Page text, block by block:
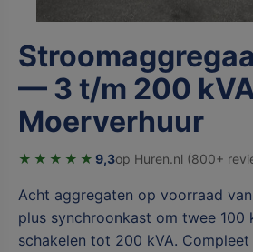
— 3 t/m 200
Moerverhuur
★★★★★ 9,3op Huren.nl (800+
Acht aggregaten op voorraad
plus synchroonkast om twee 100
schakelen tot 200 kVA.